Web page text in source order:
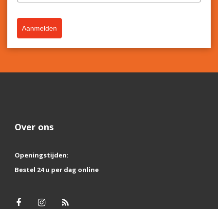
Aanmelden
Over ons
Openingstijden:
Bestel 24 u per dag online